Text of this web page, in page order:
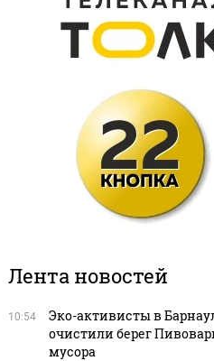
Лента новостей
10:54
Эко-активисты в
очистили берег
мусора